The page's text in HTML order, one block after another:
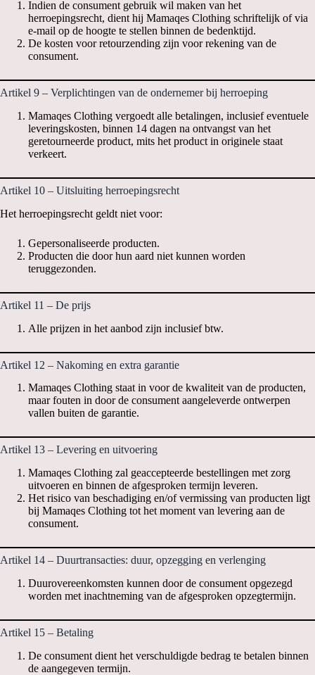
Indien de consument gebruik wil maken van het
herroepingsrecht, dient hij Mamaqes Clothing schriftelijk of via
e-mail op de hoogte te stellen binnen de bedenktijd.
De kosten voor retourzending zijn voor rekening van de
consument.
Artikel 9 – Verplichtingen van de ondernemer bij herroeping
Mamaqes Clothing vergoedt alle betalingen, inclusief eventuele
leveringskosten, binnen 14 dagen na ontvangst van het
geretourneerde product, mits het product in originele staat
verkeert.
Artikel 10 – Uitsluiting herroepingsrecht
Het herroepingsrecht geldt niet voor:
Gepersonaliseerde producten.
Producten die door hun aard niet kunnen worden
teruggezonden.
Artikel 11 – De prijs
Alle prijzen in het aanbod zijn inclusief btw.
Artikel 12 – Nakoming en extra garantie
Mamaqes Clothing staat in voor de kwaliteit van de producten,
maar fouten in door de consument aangeleverde ontwerpen
vallen buiten de garantie.
Artikel 13 – Levering en uitvoering
Mamaqes Clothing zal geaccepteerde bestellingen met zorg
uitvoeren en binnen de afgesproken termijn leveren.
Het risico van beschadiging en/of vermissing van producten ligt
bij Mamaqes Clothing tot het moment van levering aan de
consument.
Artikel 14 – Duurtransacties: duur, opzegging en verlenging
Duurovereenkomsten kunnen door de consument opgezegd
worden met inachtneming van de afgesproken opzegtermijn.
Artikel 15 – Betaling
De consument dient het verschuldigde bedrag te betalen binnen
de aangegeven termijn.